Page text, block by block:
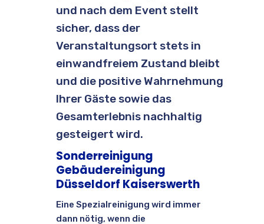
und nach dem Event stellt
sicher, dass der
Veranstaltungsort stets in
einwandfreiem Zustand bleibt
und die positive Wahrnehmung
Ihrer Gäste sowie das
Gesamterlebnis nachhaltig
gesteigert wird.
Sonderreinigung
Gebäudereinigung
Düsseldorf Kaiserswerth
Eine Spezialreinigung wird immer
dann nötig, wenn die